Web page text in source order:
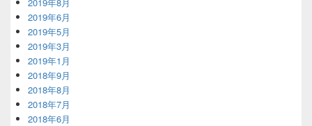
2019年6月
2019年5月
2019年3月
2019年1月
2018年9月
2018年8月
2018年7月
2018年6月